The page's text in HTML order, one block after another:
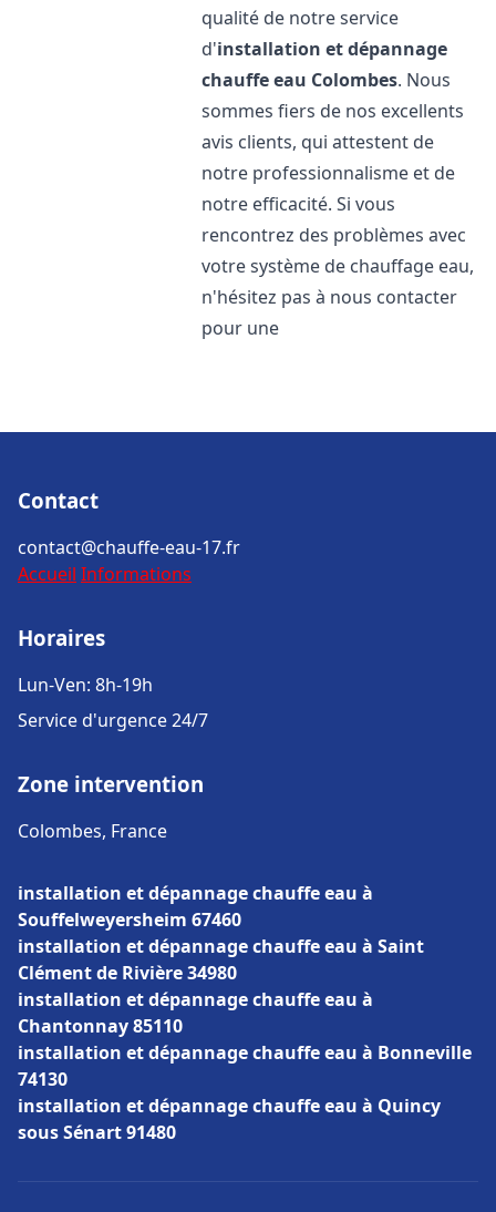
qualité de notre service
d'installation et dépannage
chauffe eau Colombes. Nous
sommes fiers de nos excellents
avis clients, qui attestent de
notre professionnalisme et de
notre efficacité. Si vous
rencontrez des problèmes avec
votre système de chauffage eau,
n'hésitez pas à nous contacter
pour une
Contact
contact@chauffe-eau-17.fr
Accueil Informations
Horaires
Lun-Ven: 8h-19h
Service d'urgence 24/7
Zone intervention
Colombes, France
installation et dépannage chauffe eau à
Souffelweyersheim 67460
installation et dépannage chauffe eau à Saint
Clément de Rivière 34980
installation et dépannage chauffe eau à
Chantonnay 85110
installation et dépannage chauffe eau à Bonneville
74130
installation et dépannage chauffe eau à Quincy
sous Sénart 91480